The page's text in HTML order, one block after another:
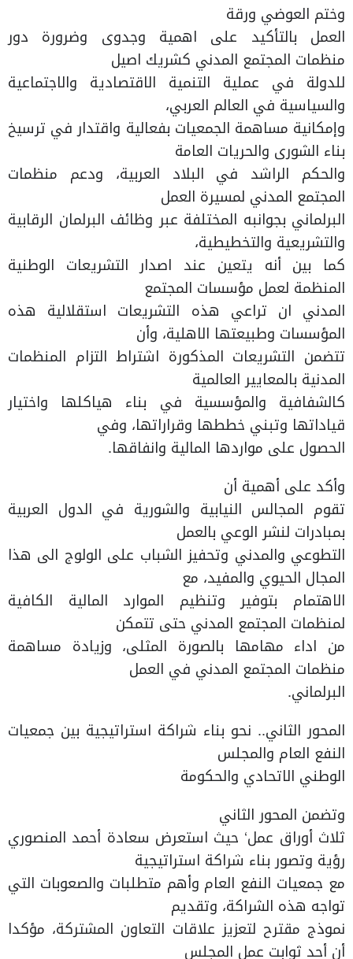
وختم العوضي ورقة
العمل بالتأكيد على اهمية وجدوى وضرورة دور
منظمات المجتمع المدني كشريك اصيل
للدولة في عملية التنمية الاقتصادية والاجتماعية
والسياسية في العالم العربي،
وإمكانية مساهمة الجمعيات بفعالية واقتدار في ترسيخ
بناء الشورى والحريات العامة
والحكم الراشد في البلاد العربية، ودعم منظمات
المجتمع المدني لمسيرة العمل
البرلماني بجوانبه المختلفة عبر وظائف البرلمان الرقابية
والتشريعية والتخطيطية،
كما بين أنه يتعين عند اصدار التشريعات الوطنية
المنظمة لعمل مؤسسات المجتمع
المدني ان تراعي هذه التشريعات استقلالية هذه
المؤسسات وطبيعتها الاهلية، وأن
تتضمن التشريعات المذكورة اشتراط التزام المنظمات
المدنية بالمعايير العالمية
كالشفافية والمؤسسية في بناء هياكلها واختيار
قياداتها وتبني خططها وقراراتها، وفي
الحصول على مواردها المالية وانفاقها.
وأكد على أهمية أن
تقوم المجالس النيابية والشورية في الدول العربية
بمبادرات لنشر الوعي بالعمل
التطوعي والمدني وتحفيز الشباب على الولوج الى هذا
المجال الحيوي والمفيد، مع
الاهتمام بتوفير وتنظيم الموارد المالية الكافية
لمنظمات المجتمع المدني حتى تتمكن
من اداء مهامها بالصورة المثلى، وزيادة مساهمة
منظمات المجتمع المدني في العمل
البرلماني.
المحور الثاني.. نحو بناء شراكة استراتيجية بين جمعيات
النفع العام والمجلس
الوطني الاتحادي والحكومة
وتضمن المحور الثاني
ثلاث أوراق عمل‘ حيث استعرض سعادة أحمد المنصوري
رؤية وتصور بناء شراكة استراتيجية
مع جمعيات النفع العام وأهم متطلبات والصعوبات التي
تواجه هذه الشراكة، وتقديم
نموذج مقترح لتعزيز علاقات التعاون المشتركة، مؤكدا
أن أحد ثوابت عمل المجلس